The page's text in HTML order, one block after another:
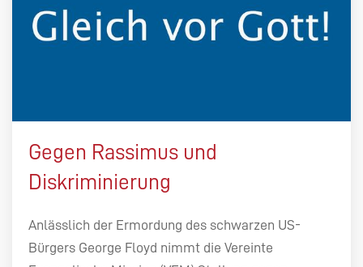
Gegen Rassimus und
Diskriminierung
Anlässlich der Ermordung des schwarzen US-
Bürgers George Floyd nimmt die Vereinte